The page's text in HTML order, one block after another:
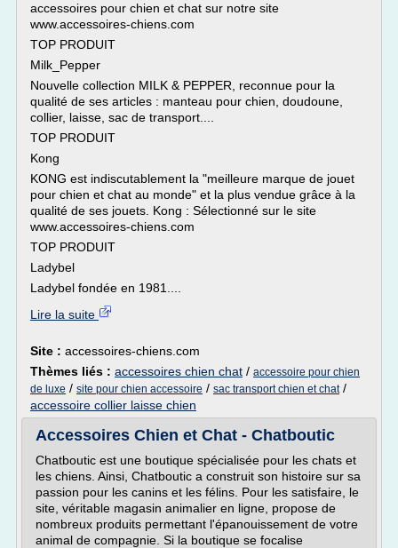
accessoires pour chien et chat sur notre site
www.accessoires-chiens.com
TOP PRODUIT
Milk_Pepper
Nouvelle collection MILK & PEPPER, reconnue pour la
qualité de ses articles : manteau pour chien, doudoune,
collier, laisse, sac de transport....
TOP PRODUIT
Kong
KONG est indiscutablement la "meilleure marque de jouet
pour chien et chat au monde" et la plus vendue grâce à la
qualité de ses jouets. Kong : Sélectionné sur le site
www.accessoires-chiens.com
TOP PRODUIT
Ladybel
Ladybel fondée en 1981....
Lire la suite
Site : accessoires-chiens.com
Thèmes liés : accessoires chien chat / accessoire pour chien
de luxe / site pour chien accessoire / sac transport chien et chat/
accessoire collier laisse chien
Accessoires Chien et Chat - Chatboutic
Chatboutic est une boutique spécialisée pour les chats et
les chiens. Ainsi, Chatboutic a construit son histoire sur sa
passion pour les canins et les félins. Pour les satisfaire, le
site, véritable magasin animalier en ligne, propose de
nombreux produits permettant l'épanouissement de votre
animal de compagnie. Si la boutique se focalise